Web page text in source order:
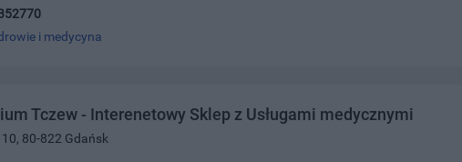
i medycyna
Tczew - Interenetowy Sklep z Usługami medycznymi
80-822 Gdańsk